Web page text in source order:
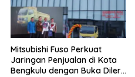
Mitsubishi Fuso Perkuat
Jaringan Penjualan di Kota
Bengkulu dengan Buka Diler